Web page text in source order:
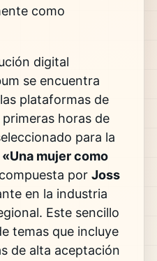
como
digital
se encuentra
plataformas de
horas de
para la
«Una mujer como
por Joss
en la industria
Este sencillo
temas que incluye
de alta aceptación